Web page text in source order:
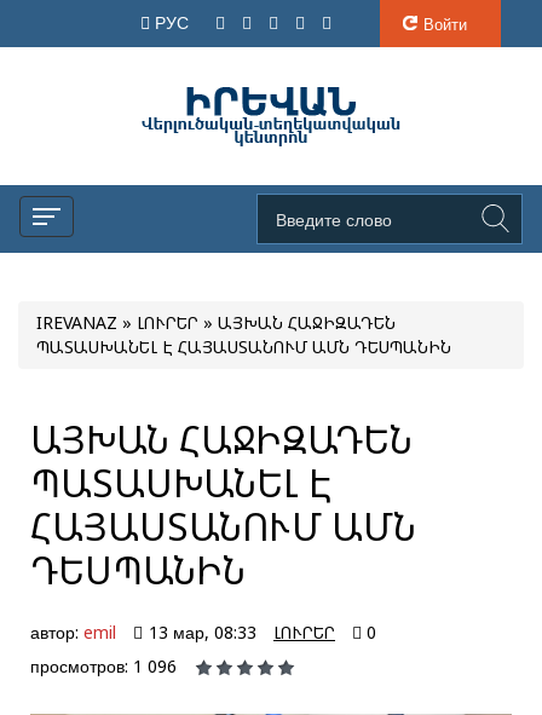
РУС Войти
IREVANAZ » ԼՈՒՐԵՐ » ԱՅԽԱՆ ՀԱՋԻԶԱԴԵՆ
ՊԱՏԱՍԽԱՆԵԼ Է ՀԱՅԱՍՏԱՆՈՒՄ ԱՄՆ ԴԵՍՊԱՆԻՆ
ԱՅԽԱՆ ՀԱՋԻԶԱԴԵՆ
ՊԱՏԱՍԽԱՆԵԼ Է
ՀԱՅԱՍՏԱՆՈՒՄ ԱՄՆ
ԴԵՍՊԱՆԻՆ
автор: emil 13 мар, 08:33 ԼՈՒՐԵՐ
0
просмотров: 1 096